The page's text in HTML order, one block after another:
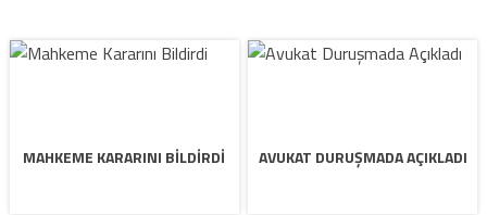
MAHKEME KARARINI BILDIRDI AVUKAT DURUŞMADA AÇIKLADI